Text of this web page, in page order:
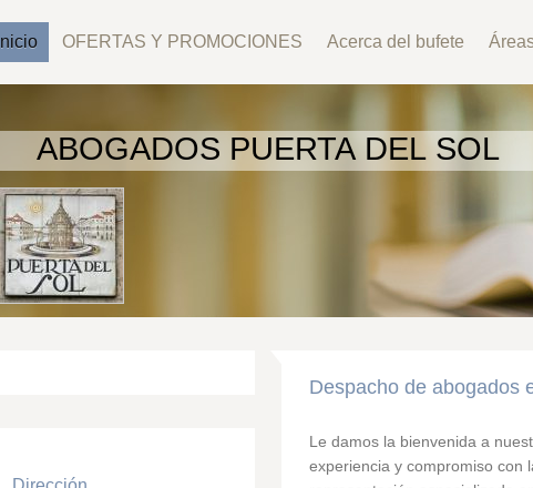
Inicio OFERTAS Y PROMOCIONES Acerca del bufete
ABOGADOS PUERTA DEL SOL
Despacho de abogados
Le damos la bienvenida a
experiencia y compromiso con